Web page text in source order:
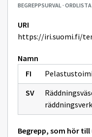
BEGREPPSURVAL· ORDLISTA
URI
https://iri.suomi.fi/
Namn
Begrepp, som hör